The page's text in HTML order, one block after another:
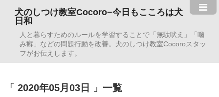
犬のしつけ教室Cocoro−今日もこころは犬
日和
人と暮らすためのルールを学習することで「無駄吠え」「噛
み癖」などの問題行動を改善。犬のしつけ教室Cocoroスタッ
フがお伝えします。
2020年05月03日 一覧